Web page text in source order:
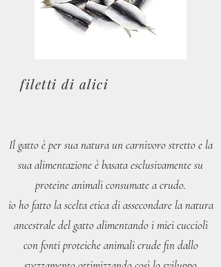
filetti di alici
Il gatto è per sua natura un carnivoro stretto e la
sua alimentazione è basata esclusivamente su
proteine animali consumate a crudo.
io ho fatto la scelta etica di assecondare la natura
ancestrale del gatto alimentando i miei cuccioli
con fonti proteiche animali crude fin dallo